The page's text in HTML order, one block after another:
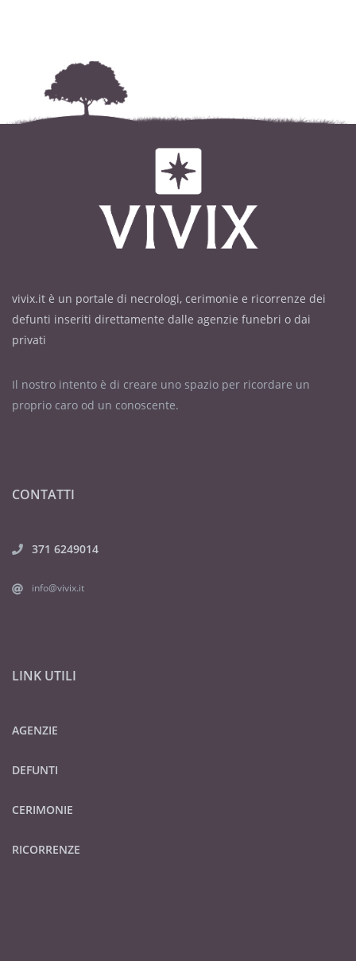
vivix.it è un portale di necrologi, cerimonie e ricorrenze dei
defunti inseriti direttamente dalle agenzie funebri o dai
privati
Il nostro intento è di creare uno spazio per ricordare un
proprio caro od un conoscente.
CONTATTI
371 6249014
info@vivix.it
LINK UTILI
AGENZIE
DEFUNTI
CERIMONIE
RICORRENZE